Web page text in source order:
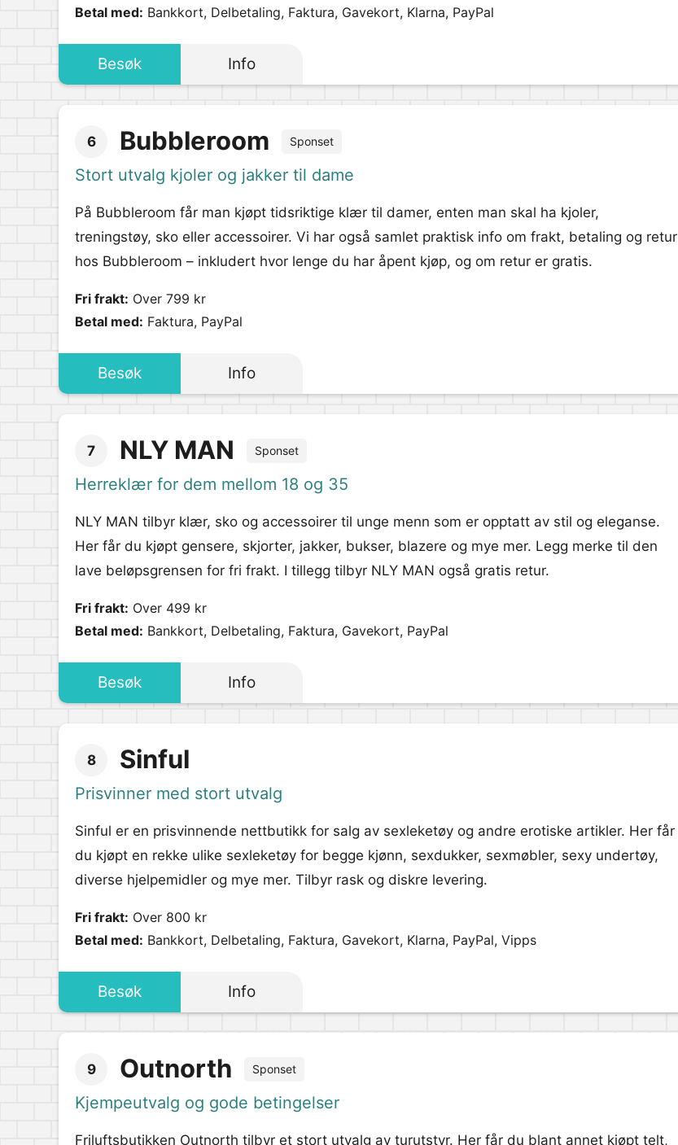
Betal med: Bankkort, Delbetaling, Faktura, Gavekort, Klarna, PayPal
Besøk Info
6 Bubbleroom Sponset
Stort utvalg kjoler og jakker til dame
På Bubbleroom får man kjøpt tidsriktige klær til damer, enten man skal ha kjoler,
treningstøy, sko eller accessoirer. Vi har også samlet praktisk info om frakt, betaling og retur
hos Bubbleroom – inkludert hvor lenge du har åpent kjøp, og om retur er gratis.
Fri frakt: Over 799 kr
Betal med: Faktura, PayPal
Besøk Info
7 NLY MAN Sponset
Herreklær for dem mellom 18 og 35
NLY MAN tilbyr klær, sko og accessoirer til unge menn som er opptatt av stil og eleganse.
Her får du kjøpt gensere, skjorter, jakker, bukser, blazere og mye mer. Legg merke til den
lave beløpsgrensen for fri frakt. I tillegg tilbyr NLY MAN også gratis retur.
Fri frakt: Over 499 kr
Betal med: Bankkort, Delbetaling, Faktura, Gavekort, PayPal
Besøk Info
8 Sinful
Prisvinner med stort utvalg
Sinful er en prisvinnende nettbutikk for salg av sexleketøy og andre erotiske artikler. Her får
du kjøpt en rekke ulike sexleketøy for begge kjønn, sexdukker, sexmøbler, sexy undertøy,
diverse hjelpemidler og mye mer. Tilbyr rask og diskre levering.
Fri frakt: Over 800 kr
Betal med: Bankkort, Delbetaling, Faktura, Gavekort, Klarna, PayPal, Vipps
Besøk Info
9 Outnorth Sponset
Kjempeutvalg og gode betingelser
Friluftsbutikken Outnorth tilbyr et stort utvalg av turutstyr. Her får du blant annet kjøpt telt,